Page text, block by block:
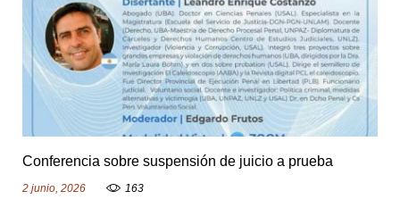
Conferencia sobre suspensión de juicio a prueba
2 junio, 2026 163